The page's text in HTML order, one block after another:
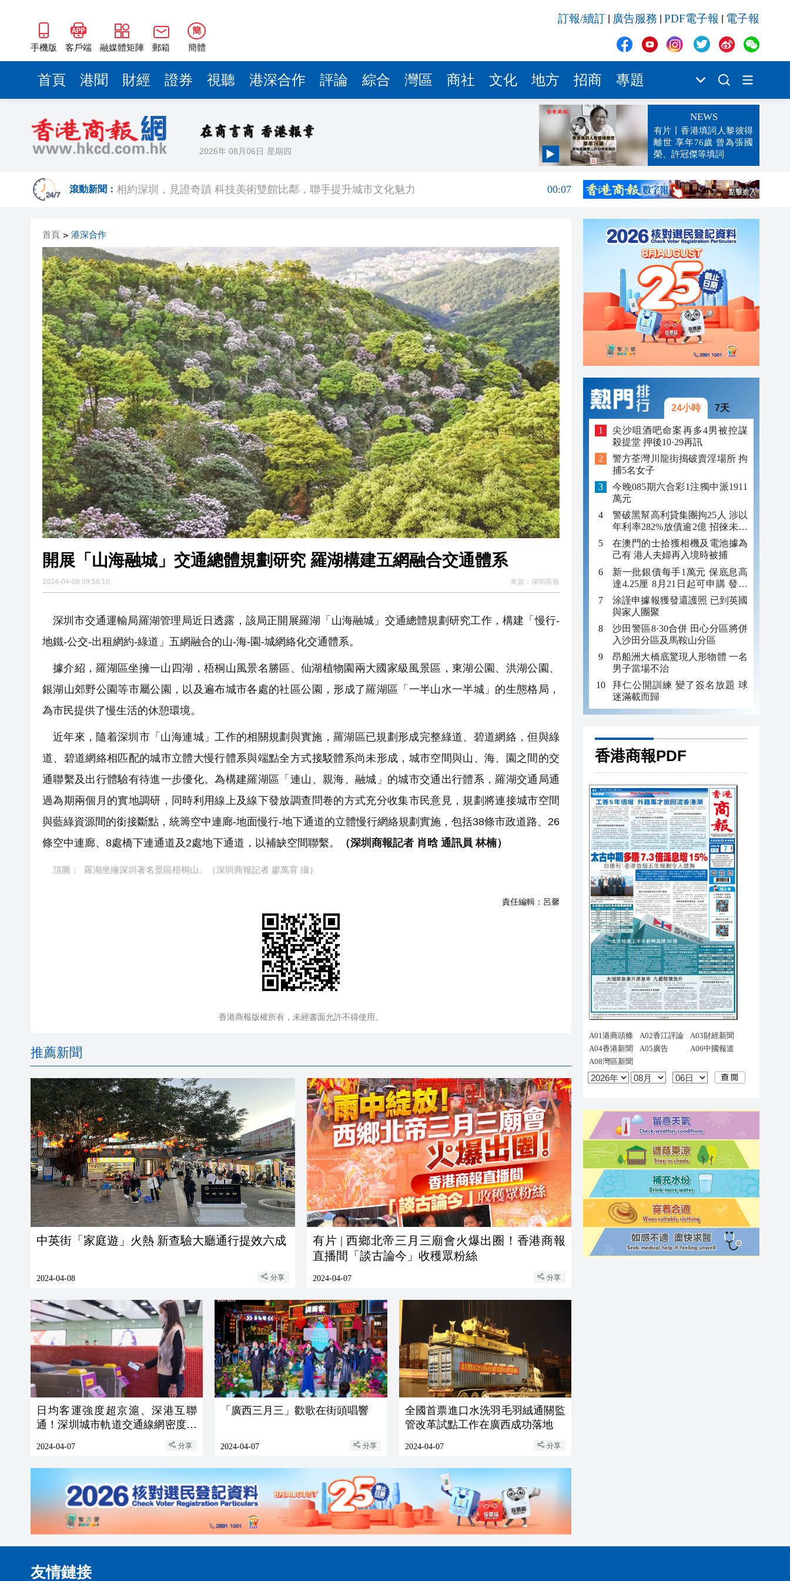
手機版 客戶端 融媒體矩陣 郵箱
簡
簡體
訂報/續訂 廣告服務 PDF電子報 電子報
首頁 港聞 財經 證券 視聽 港深合作 評論 綜合 灣區 商社 文化 地方 招商 專題
2026年 08月06日 星期四
NEWS
有片丨香港填詞人黎彼得
離世 享年76歲 曾為張國
榮、許冠傑等填詞
滾動新聞：
00:19
相約深圳，見證奇蹟 科技美術雙館比鄰，聯手提升城市文化魅力
00:07
美股觀望非農數據 道指跌逾百點
23:17
有片丨孕婦羊水破裂即將臨盆 正遇晚高峰 情況危急 鐵騎交警一路開道護送
23:12
東涌巴士撞電單車 巴士司機涉危駕被捕
23:12
有片丨清淡不等於吃素！ 清淡飲食正在毀掉很多老人的晚年健康
23:00
首頁 > 港深合作
開展「山海融城」交通總體規劃研究 羅湖構建五網融合交通體系
2024-04-08 09:58:10 來源： 深圳商報
深圳市交通運輸局羅湖管理局近日透露，該局正開展羅湖「山海融城」交通總體規劃研究工作，構建「慢行-
地鐵-公交-出租網約-綠道」五網融合的山-海-園-城網絡化交通體系。
據介紹，羅湖區坐擁一山四湖，梧桐山風景名勝區、仙湖植物園兩大國家級風景區，東湖公園、洪湖公園、
銀湖山郊野公園等市屬公園，以及遍布城市各處的社區公園，形成了羅湖區「一半山水一半城」的生態格局，
為市民提供了慢生活的休憩環境。
近年來，隨着深圳市「山海連城」工作的相關規劃與實施，羅湖區已規劃形成完整綠道、碧道網絡，但與綠
道、碧道網絡相匹配的城市立體大慢行體系與端點全方式接駁體系尚未形成，城市空間與山、海、園之間的交
通聯繫及出行體驗有待進一步優化。為構建羅湖區「連山、親海、融城」的城市交通出行體系，羅湖交通局通
過為期兩個月的實地調研，同時利用線上及線下發放調查問卷的方式充分收集市民意見，規劃將連接城市空間
與藍綠資源間的銜接斷點，統籌空中連廊-地面慢行-地下通道的立體慢行網絡規劃實施，包括38條市政道路、26
條空中連廊、8處橋下連通道及2處地下通道，以補缺空間聯繫。
（深圳商報記者 肖晗 通訊員 林楠）
頂圖： 羅湖坐擁深圳著名景區梧桐山。（深圳商報記者 廖萬育 攝）
責任編輯： 呂馨
香港商報版權所有，未經書面允許不得使用。
推薦新聞
中英街「家庭遊」火熱 新查驗大廳通行提效六成
2024-04-08 分享
有片 | 西鄉北帝三月三廟會火爆出圈！香港商報
直播間「談古論今」收穫眾粉絲
2024-04-07 分享
日均客運強度超京滬、深港互聯
通！深圳城市軌道交通線網密度領
2024-04-07 分享
「廣西三月三」歡歌在街頭唱響
2024-04-07 分享
全國首票進口水洗羽毛羽絨通關監
管改革試點工作在廣西成功落地
2024-04-07 分享
24小時 7天
尖沙咀酒吧命案再多4男被控謀
殺提堂 押後10·29再訊
警方荃灣川龍街搗破賣淫場所 拘
捕5名女子
今晚085期六合彩1注獨中派1911
萬元
警破黑幫高利貸集團拘25人 涉以
年利率282%放債逾2億 招徠未成
年追數
在澳門的士拾獲相機及電池據為
己有 港人夫婦再入境時被捕
新一批銀債每手1萬元 保底息高
達4.25厘 8月21日起可申購 發行
金額最多550億
涂謹申據報獲發還護照 已到英國
與家人團聚
沙田警區8·30合併 田心分區將併
入沙田分區及馬鞍山分區
昂船洲大橋底驚現人形物體 一名
男子當場不治
拜仁公開訓練 變了簽名放題 球
迷滿載而歸
香港商報PDF
友情鏈接